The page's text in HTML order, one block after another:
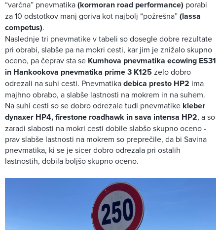
“varčna” pnevmatika(kormoran road performance) porabi
za 10 odstotkov manj goriva kot najbolj “požrešna”(lassa
competus).
Naslednje tri pnevmatike v tabeli so dosegle dobre rezultate
pri obrabi, slabše pa na mokri cesti, kar jim je znižalo skupno
oceno, pa čeprav sta se Kumhova pnevmatika ecowing ES31
in Hankookova pnevmatika prime 3 K125 zelo dobro
odrezali na suhi cesti. Pnevmatikadebica presto HP2 ima
majhno obrabo, a slabše lastnosti na mokrem in na suhem.
Na suhi cesti so se dobro odrezale tudi pnevmatike kleber
dynaxer HP4, firestone roadhawk in sava intensa HP2, a so
zaradi slabosti na mokri cesti dobile slabšo skupno oceno -
prav slabše lastnosti na mokrem so preprečile, da bi Savina
pnevmatika, ki se je sicer dobro odrezala pri ostalih
lastnostih, dobila boljšo skupno oceno.